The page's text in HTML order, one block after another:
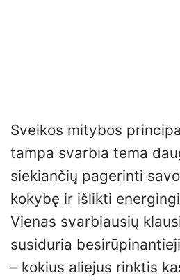
Sveikos mitybos
tampa svarbia tema
siekiančių pagerinti
kokybę ir išlikti
Vienas svarbiausių
susiduria
– kokius aliejus rinktis